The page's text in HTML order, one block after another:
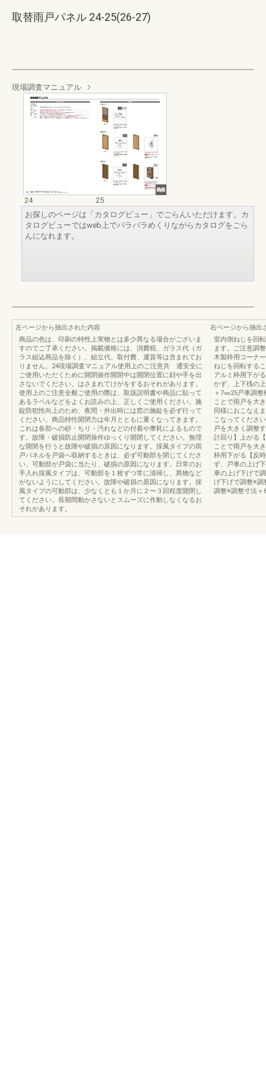
取替雨戸パネル 24-25(26-27)
現場調査マニュアル
24
25
お探しのページは「カタログビュー」でごらんいただけます。カ
タログビューではweb上でパラパラめくりながらカタログをごら
んになれます。
左ページから抽出された内容
商品の色は、印刷の特性上実物とは多少異なる場合がございま
すのでご了承ください。掲載価格には、消費税、ガラス代（ガ
ラス組込商品を除く）、組立代、取付費、運賃等は含まれてお
りません。24現場調査マニュアル使用上のご注意共 通安全に
ご使用いただくために開閉操作開閉中は開閉位置に顔や手を出
さないでください。はさまれてけがをするおそれがあります。
使用上のご注意全般ご使用の際は、取扱説明書や商品に貼って
あるラベルなどをよくお読みの上、正しくご使用ください。施
錠防犯性向上のため、夜間・外出時には窓の施錠を必ず行って
ください。商品特性開閉力は年月とともに重くなってきます。
これは各部への砂・ちり・汚れなどの付着や摩耗によるもので
す。故障・破損防止開閉操作ゆっくり開閉してください。無理
な開閉を行うと故障や破損の原因になります。採風タイプの雨
戸パネルを戸袋へ収納するときは、必ず可動部を閉じてくださ
い。可動部が戸袋に当たり、破損の原因になります。日常のお
手入れ採風タイプは、可動部を１枚ずつ常に清掃し、異物など
がないようにしてください。故障や破損の原因になります。採
風タイプの可動部は、少なくとも１か月に２〜３回程度開閉し
てください。長期間動かさないとスムーズに作動しなくなるお
それがあります。
右ページから抽出
室内側ねじを回
ます。ご注意調
木製枠用コーナ
ねじを回転する
アルミ枠用下が
かず、上下桟の
＋7㎜25戸車調
ことで雨戸を大
同様におこなえ
こなってくださ
戸を大きく調整
計回り】上がる
ことで雨戸を大
枠用下がる【反
ず、戸車の上げ
車の上げ下げで
げ下げで調整※調
調整※調整寸法＋